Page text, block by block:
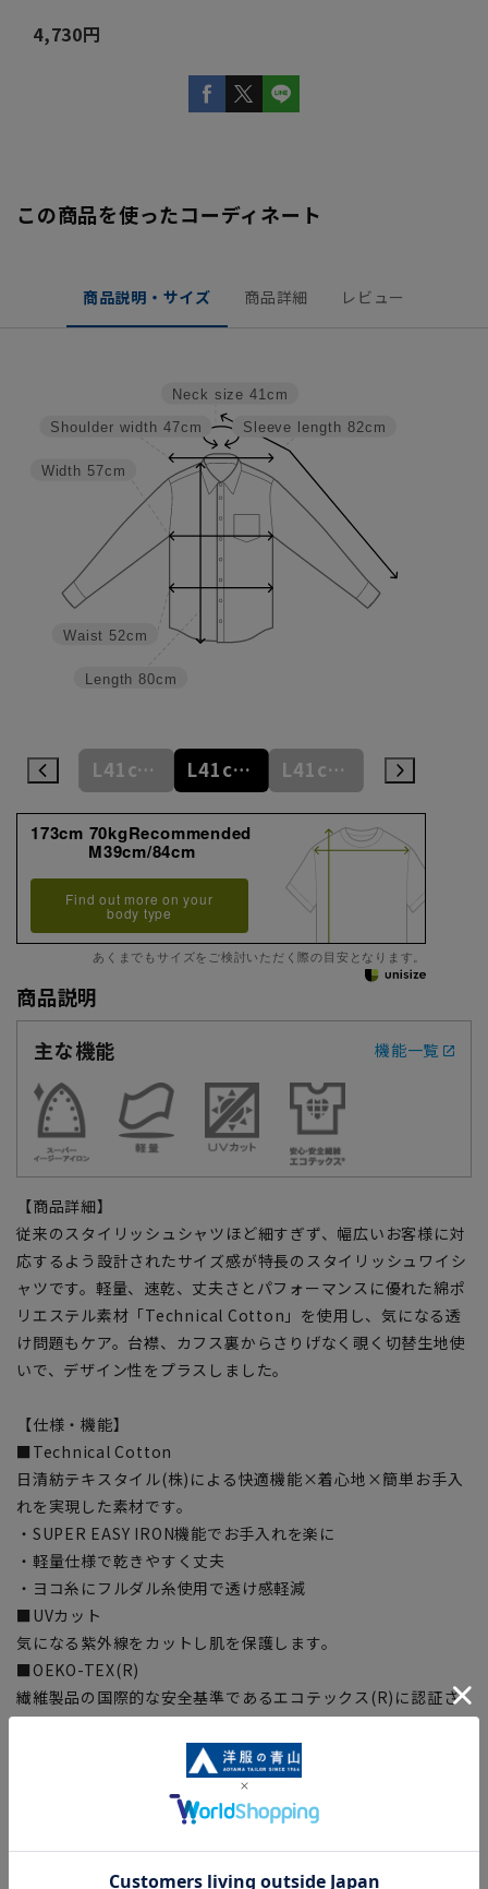
4,730円
この商品を使ったコーディネート
商品説明・サイズ 商品詳細 レビュー
Sleeve length 82cm
Neck size 41cm
Length 80cm
Waist 52cm
Width 57cm
Shoulder width 47cm
L41cm/78cm L41cm/80cm L41cm/82cm L41cm/84cm
173cm 70kgRecommended
M39cm/84cm
Find out more on your
body type
あくまでもサイズをご検討いただく際の目安となります。
商品説明
主な機能
機能一覧
【商品詳細】
従来のスタイリッシュシャツほど細すぎず、幅広いお客様に対
応するよう設計されたサイズ感が特長のスタイリッシュワイシ
ャツです。軽量、速乾、丈夫さとパフォーマンスに優れた綿ポ
リエステル素材「Technical Cotton」を使用し、気になる透
け問題もケア。台襟、カフス裏からさりげなく覗く切替生地使
いで、デザイン性をプラスしました。
【仕様・機能】
■Technical Cotton
日清紡テキスタイル(株)による快適機能×着心地×簡単お手入
れを実現した素材です。
・SUPER EASY IRON機能でお手入れを楽に
・軽量仕様で乾きやすく丈夫
・ヨコ糸にフルダル糸使用で透け感軽減
■UVカット
気になる紫外線をカットし肌を保護します。
■OEKO-TEX(R)
繊維製品の国際的な安全基準であるエコテックス(R)に認証さ
を使用。安全を安心して着用いただけます。
【シルエット】《やや細め(スッキリ)》 (当社比)